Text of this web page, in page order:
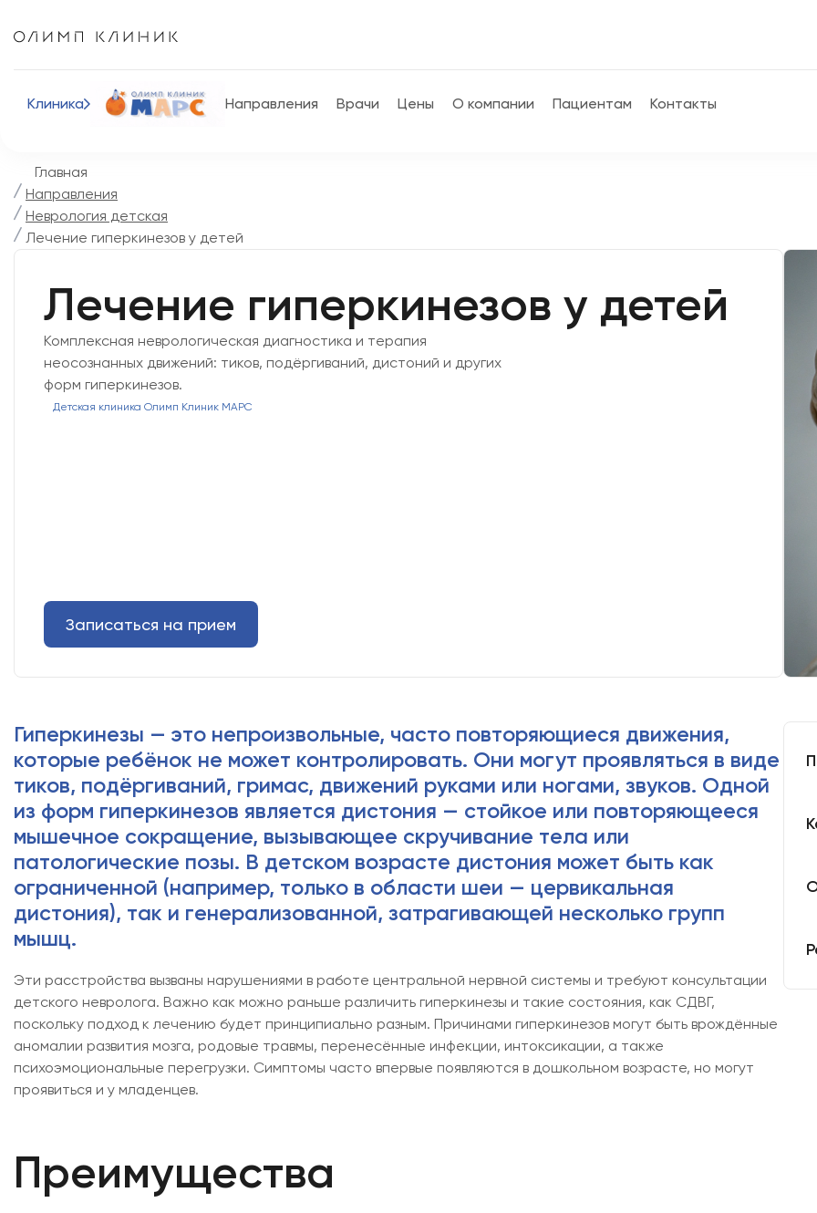
Клиника Направления Врачи Цены О компании Пациентам Контакты
Главная
Направления
Неврология детская
Лечение гиперкинезов у детей
Лечение гиперкинезов у детей
Комплексная неврологическая диагностика и терапия
неосознанных движений: тиков, подёргиваний, дистоний и других
форм гиперкинезов.
Детская клиника Олимп Клиник МАРС
Записаться на прием
Гиперкинезы — это непроизвольные, часто повторяющиеся движения,
которые ребёнок не может контролировать. Они могут проявляться в
виде тиков, подёргиваний, гримас, движений руками или ногами, звуков.
Одной из форм гиперкинезов является дистония — стойкое или
повторяющееся мышечное сокращение, вызывающее скручивание тела
или патологические позы. В детском возрасте дистония может быть как
ограниченной (например, только в области шеи — цервикальная
дистония), так и генерализованной, затрагивающей несколько групп
мышц.
Эти расстройства вызваны нарушениями в работе центральной нервной системы и требуют консультации
детского невролога. Важно как можно раньше различить гиперкинезы и такие состояния, как СДВГ,
поскольку подход к лечению будет принципиально разным. Причинами гиперкинезов могут быть врождённые
аномалии развития мозга, родовые травмы, перенесённые инфекции, интоксикации, а также
психоэмоциональные перегрузки. Симптомы часто впервые появляются в дошкольном возрасте, но могут
проявиться и у младенцев.
Преимущества